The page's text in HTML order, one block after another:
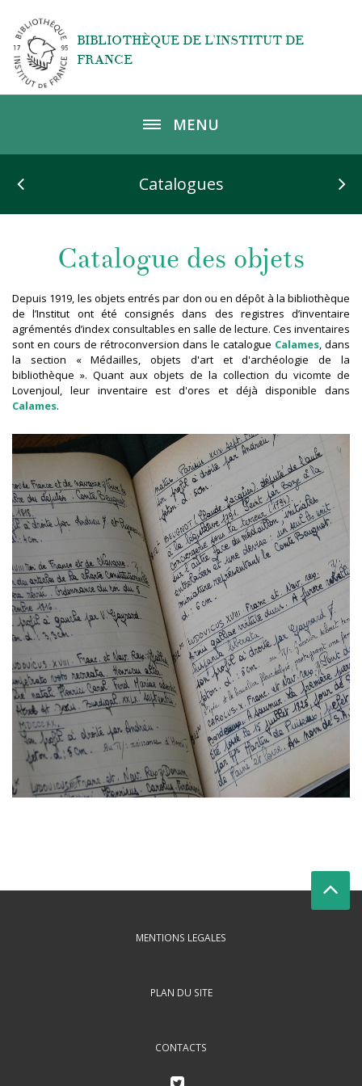
BIBLIOTHÈQUE DE L’INSTITUT DE
FRANCE
MENU
Catalogues
Catalogue des objets
Depuis 1919, les objets entrés par don ou en dépôt à la bibliothèque
de l’Institut ont été consignés dans des registres d’inventaire
agrémentés d’index consultables en salle de lecture. Ces inventaires
sont en cours de rétroconversion dans le catalogue Calames, dans
la section « Médailles, objets d'art et d'archéologie de la
bibliothèque ». Quant aux objets de la collection du vicomte de
Lovenjoul, leur inventaire est d'ores et déjà disponible dans
Calames.
MENTIONS LEGALES
PLAN DU SITE
CONTACTS